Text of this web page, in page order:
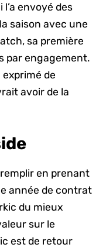
envoyé des
saison avec une
sa première
par engagement.
de
avoir de la
en prenant
année de contrat
du mieux
sur le
est de retour